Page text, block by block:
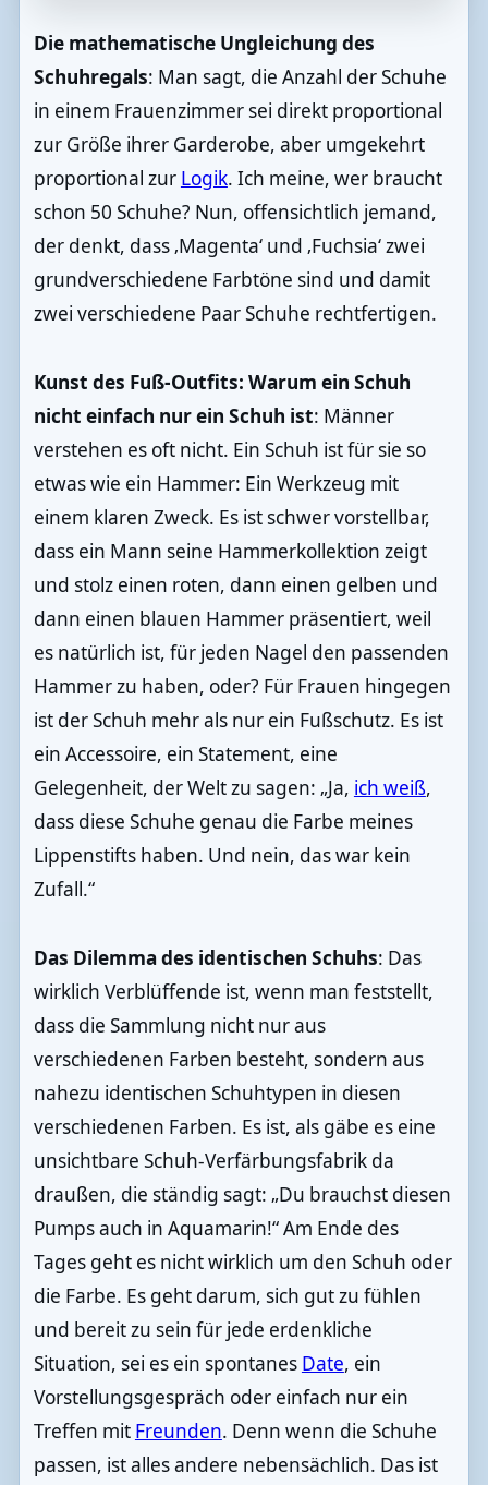
Die mathematische Ungleichung des
Schuhregals: Man sagt, die Anzahl der Schuhe
in einem Frauenzimmer sei direkt proportional
zur Größe ihrer Garderobe, aber umgekehrt
proportional zur Logik. Ich meine, wer braucht
schon 50 Schuhe? Nun, offensichtlich jemand,
der denkt, dass ‚Magenta‘ und ‚Fuchsia‘ zwei
grundverschiedene Farbtöne sind und damit
zwei verschiedene Paar Schuhe rechtfertigen.
Kunst des Fuß-Outfits: Warum ein Schuh
nicht einfach nur ein Schuh ist: Männer
verstehen es oft nicht. Ein Schuh ist für sie so
etwas wie ein Hammer: Ein Werkzeug mit
einem klaren Zweck. Es ist schwer vorstellbar,
dass ein Mann seine Hammerkollektion zeigt
und stolz einen roten, dann einen gelben und
dann einen blauen Hammer präsentiert, weil
es natürlich ist, für jeden Nagel den passenden
Hammer zu haben, oder? Für Frauen hingegen
ist der Schuh mehr als nur ein Fußschutz. Es ist
ein Accessoire, ein Statement, eine
Gelegenheit, der Welt zu sagen: „Ja, ich weiß,
dass diese Schuhe genau die Farbe meines
Lippenstifts haben. Und nein, das war kein
Zufall.“
Das Dilemma des identischen Schuhs: Das
wirklich Verblüffende ist, wenn man feststellt,
dass die Sammlung nicht nur aus
verschiedenen Farben besteht, sondern aus
nahezu identischen Schuhtypen in diesen
verschiedenen Farben. Es ist, als gäbe es eine
unsichtbare Schuh-Verfärbungsfabrik da
draußen, die ständig sagt: „Du brauchst diesen
Pumps auch in Aquamarin!“ Am Ende des
Tages geht es nicht wirklich um den Schuh oder
die Farbe. Es geht darum, sich gut zu fühlen
und bereit zu sein für jede erdenkliche
Situation, sei es ein spontanes Date, ein
Vorstellungsgespräch oder einfach nur ein
Treffen mit Freunden. Denn wenn die Schuhe
passen, ist alles andere nebensächlich. Das ist